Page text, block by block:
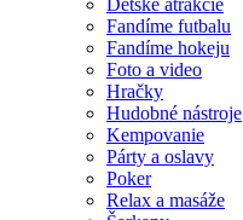
Fandíme futbalu
Fandíme hokeju
Foto a video
Hračky
Hudobné nástroje
Kempovanie
Párty a oslavy
Poker
Relax a masáže